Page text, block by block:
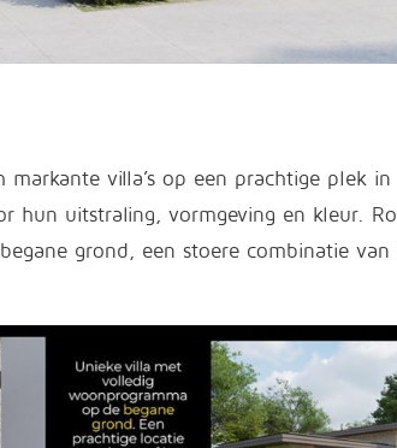
villa’s op een prachtige plek in
hun uitstraling, vormgeving en kleur.
grond, een stoere combinatie